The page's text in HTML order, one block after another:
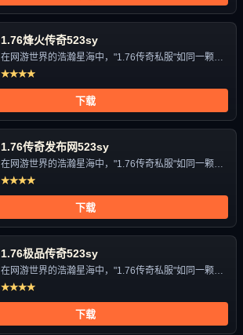
1.76烽火传奇523sy
在网游世界的浩瀚星海中，"1.76传奇私服"如同一颗独
特的星辰，...
★★★★
下载
1.76传奇发布网523sy
在网游世界的浩瀚星海中，"1.76传奇私服"如同一颗独
特的星辰，...
★★★★
下载
1.76极品传奇523sy
在网游世界的浩瀚星海中，"1.76传奇私服"如同一颗独
特的星辰，...
★★★★
下载